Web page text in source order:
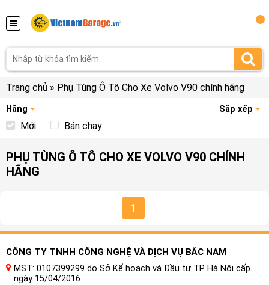
Trang chủ » Phụ Tùng Ô Tô Cho Xe Volvo V90 chính hãng
Hãng Sắp xếp
Mới Bán chạy
PHỤ TÙNG Ô TÔ CHO XE VOLVO V90 CHÍNH
HÃNG
1
CÔNG TY TNHH CÔNG NGHỆ VÀ DỊCH VỤ BẮC NAM
MST: 0107399299 do Sở Kế hoạch và Đầu tư TP Hà Nội cấp
ngày 15/04/2016